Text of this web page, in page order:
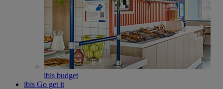
ibis budget
ibis Go get it